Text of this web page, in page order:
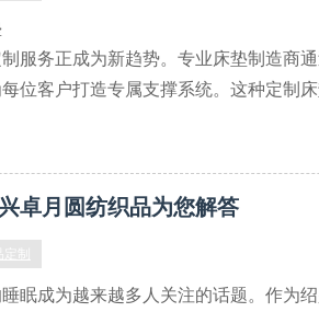
服务正成为新趋势。专业床垫制造商
位客户打造专属支撑系统。这种定制
卓月圆纺织品为您解答
制
眠成为越来越多人关注的话题。作为